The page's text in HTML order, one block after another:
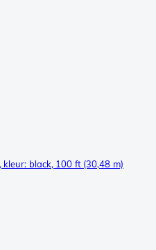
black, 100 ft (30,48 m)